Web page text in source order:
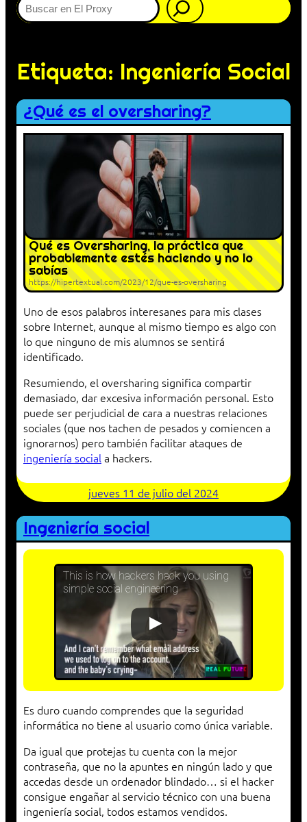
Etiqueta: Ingeniería Social
¿Qué es el oversharing?
Qué es Oversharing, la práctica que
probablemente estés haciendo y no lo
sabías
https://hipertextual.com/2023/12/que-es-oversharing
Uno de esos palabros interesanes para mis clases
sobre Internet, aunque al mismo tiempo es algo con
lo que ninguno de mis alumnos se sentirá
identificado.
Resumiendo, el oversharing significa compartir
demasiado, dar excesiva información personal. Esto
puede ser perjudicial de cara a nuestras relaciones
sociales (que nos tachen de pesados y comiencen a
ignorarnos) pero también facilitar ataques de
ingeniería social a hackers.
jueves 11 de julio del 2024
Ingeniería social
This is how hackers hack you using
simple social engineering
Es duro cuando comprendes que la seguridad
informática no tiene al usuario como única variable.
Da igual que protejas tu cuenta con la mejor
contraseña, que no la apuntes en ningún lado y que
accedas desde un ordenador blindado… si el hacker
consigue engañar al servicio técnico con una buena
ingeniería social, todos estamos vendidos.